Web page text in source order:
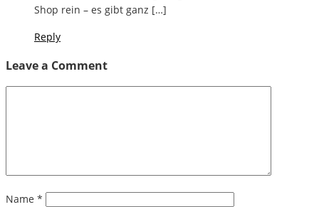
Shop rein – es gibt ganz […]
Reply
Leave a Comment
Name *